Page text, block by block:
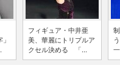
フィギュア・中井亜
美、華麗にトリプルア
クセル決める 「...